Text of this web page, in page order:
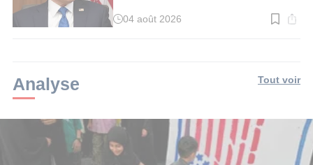
Temps
04 août 2026
Analyse Tout voir